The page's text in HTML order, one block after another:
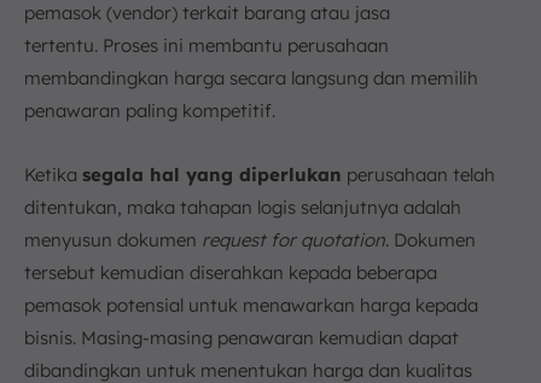
pemasok (vendor) terkait barang atau jasa
tertentu. Proses ini membantu perusahaan
membandingkan harga secara langsung dan memilih
penawaran paling kompetitif.
Ketika segala hal yang diperlukan perusahaan telah
ditentukan, maka tahapan logis selanjutnya adalah
menyusun dokumen request for quotation. Dokumen
tersebut kemudian diserahkan kepada beberapa
pemasok potensial untuk menawarkan harga kepada
bisnis. Masing-masing penawaran kemudian dapat
dibandingkan untuk menentukan harga dan kualitas